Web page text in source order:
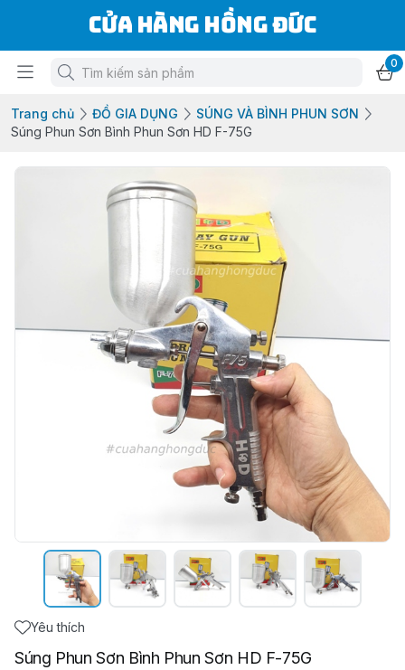
Cửa Hàng Hồng Đức
0
Trang chủ ĐỒ GIA DỤNG
SÚNG VÀ BÌNH PHUN SƠN
Súng Phun Sơn Bình Phun Sơn HD F-75G
Yêu thích
Súng Phun Sơn Bình Phun Sơn HD F-75G